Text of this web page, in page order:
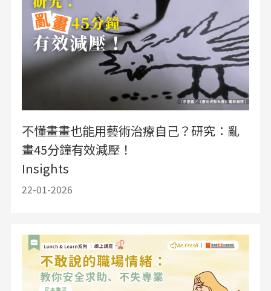
不懂畫畫也能用藝術治療自己？研究：亂
畫45分鐘有效減壓！
Insights
22-01-2026